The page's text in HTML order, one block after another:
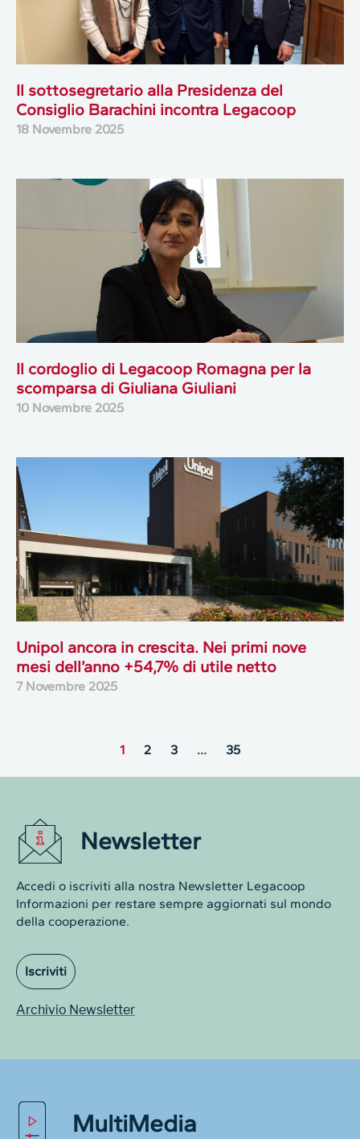
Il sottosegretario alla Presidenza del
Consiglio Barachini incontra Legacoop
18 Novembre 2025
Il cordoglio di Legacoop Romagna per la
scomparsa di Giuliana Giuliani
10 Novembre 2025
Unipol ancora in crescita. Nei primi nove
mesi dell’anno +54,7% di utile netto
7 Novembre 2025
1 2 3 … 35
Newsletter
Accedi o iscriviti alla nostra Newsletter Legacoop
Informazioni per restare sempre aggiornati sul mondo
della cooperazione.
Iscriviti
Archivio Newsletter
MultiMedia